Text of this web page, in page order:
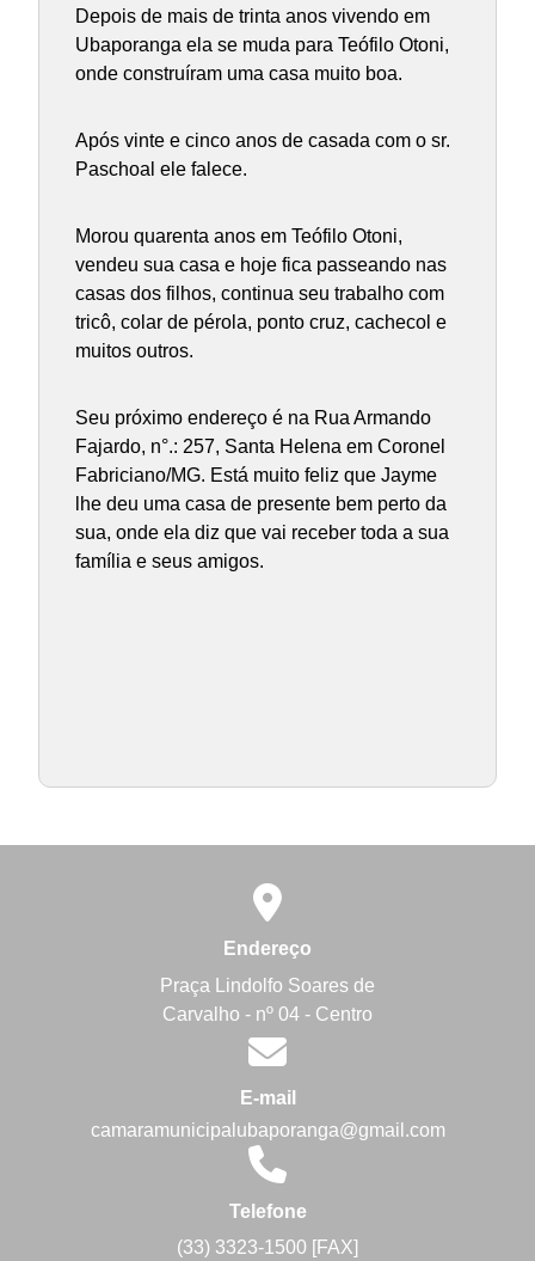
Depois de mais de trinta anos vivendo em
Ubaporanga ela se muda para Teófilo Otoni,
onde construíram uma casa muito boa.
Após vinte e cinco anos de casada com o sr.
Paschoal ele falece.
Morou quarenta anos em Teófilo Otoni,
vendeu sua casa e hoje fica passeando nas
casas dos filhos, continua seu trabalho com
tricô, colar de pérola, ponto cruz, cachecol e
muitos outros.
Seu próximo endereço é na Rua Armando
Fajardo, n°.: 257, Santa Helena em Coronel
Fabriciano/MG. Está muito feliz que Jayme
lhe deu uma casa de presente bem perto da
sua, onde ela diz que vai receber toda a sua
família e seus amigos.
Endereço
Praça Lindolfo Soares de
Carvalho - nº 04 - Centro
E-mail
camaramunicipalubaporanga@gmail.com
Telefone
(33) 3323-1500 [FAX]